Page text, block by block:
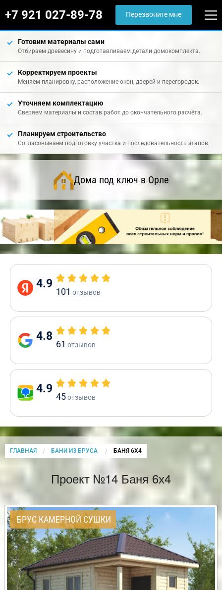
+7 921 027-89-78 Перезвоните мне
Готовим материалы сами
Отбираем древесину и подготавливаем детали домокомплекта.
Корректируем проекты
Меняем планировку, расположение окон, дверей и перегородок.
Уточняем комплектацию
Сверяем материалы и состав работ до окончательного расчёта.
Планируем строительство
Согласовываем подготовку участка и последовательность этапов.
Дома под ключ в Орле
4.9
101 отзывов
4.8
61 отзывов
4.9
45отзывов
ГЛАВНАЯ БАНИ ИЗ БРУСА CURRENT:
БАНЯ 6Х4
Проект №14 Баня 6х4
БРУС КАМЕРНОЙ СУШКИ